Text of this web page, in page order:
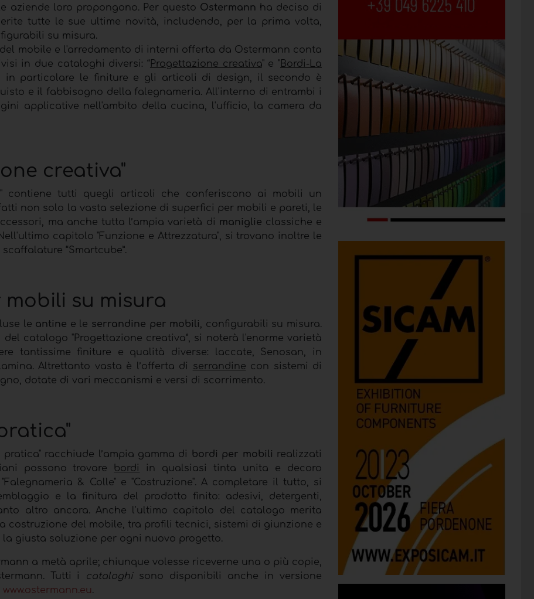
aziende loro propongono. Per questo Ostermann ha deciso di
tutte le sue ultime novità, includendo, per la prima volta,
su misura.
mobile e l'arredamento di interni offerta da Ostermann conta
in due cataloghi diversi: “ Progettazione creativa" e "Bordi-La
particolare le finiture e gli articoli di design, il secondo è
e il fabbisogno della falegnameria. All'interno di entrambi i
applicative nell'ambito della cucina, l'ufficio, la camera da
creativa"
contiene tutti quegli articoli che conferiscono ai mobili un
non solo la vasta selezione di superfici per mobili e pareti, le
ma anche tutta l’ampia varietà di maniglie classiche e
capitolo "Funzione e Attrezzatura", si trovano inoltre le
“Smartcube”.
su misura
le antine e le serrandine per mobili, configurabili su misura.
catalogo "Progettazione creativa”, si noterà l'enorme varietà
tantissime finiture e qualità diverse: laccate, Senosan, in
Altrettanto vasta è l’offerta di serrandine con sistemi di
dotate di vari meccanismi e versi di scorrimento.
racchiude l’ampia gamma di bordi per mobili realizzati
possono trovare bordi
in qualsiasi tinta unita e decoro
& Colle" e "Costruzione". A completare il tutto, si
e la finitura del prodotto finito: adesivi, detergenti,
altro ancora. Anche l'ultimo capitolo del catalogo merita
costruzione del mobile, tra profili tecnici, sistemi di giunzione e
giusta soluzione per ogni nuovo progetto.
a metà aprile; chiunque volesse riceverne una o più copie,
Tutti i cataloghi sono disponibili anche in versione
www.ostermann.eu.